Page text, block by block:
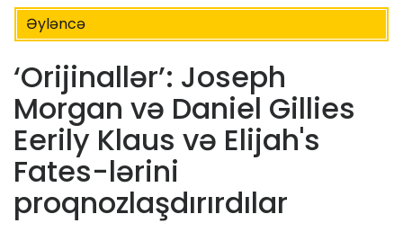
Əyləncə
‘Orijinallər’: Joseph
Morgan və Daniel Gillies
Eerily Klaus və Elijah's
Fates-lərini
proqnozlaşdırırdılar